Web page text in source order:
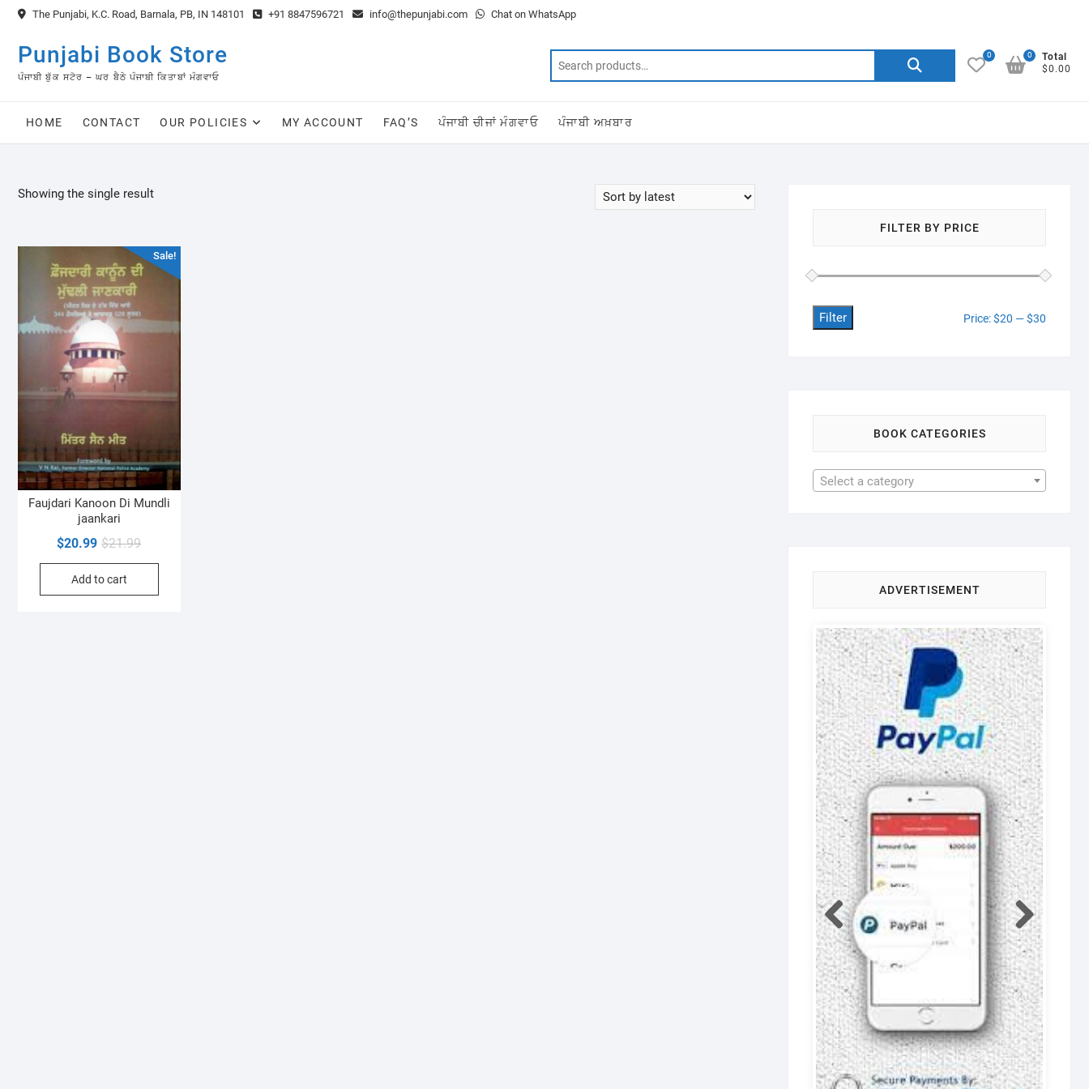
Skip
content
The Punjabi, K.C. Road, Barnala, PB, IN 148101 +91 8847596721 info@thepunjabi.com Chat on WhatsApp
Punjabi Book Store
ਪੰਜਾਬੀ ਬੁੱਕ ਸਟੋਰ – ਘਰ ਬੈਠੇ ਪੰਜਾਬੀ ਕਿਤਾਬਾਂ ਮੰਗਵਾਓ
Search
0
Total
$0.00
0
HOME CONTACT OUR POLICIES MY ACCOUNT FAQ’S ਪੰਜਾਬੀ ਚੀਜਾਂ ਮੰਗਵਾਓ ਪੰਜਾਬੀ ਅਖ਼ਬਾਰ
Showing the single result
Sale!
Faujdari Kanoon Di Mundli
jaankari
$21.99Original
price
$21.99.
$20.99
Current
price
$20.99.
Add to cart
FILTER BY PRICE
Filter Price:$20 —$30
BOOK CATEGORIES
Select a category
ADVERTISEMENT